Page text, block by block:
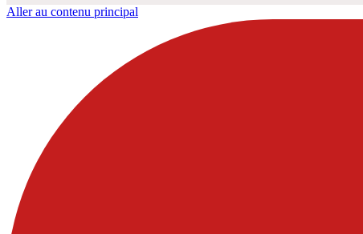
Aller au contenu principal